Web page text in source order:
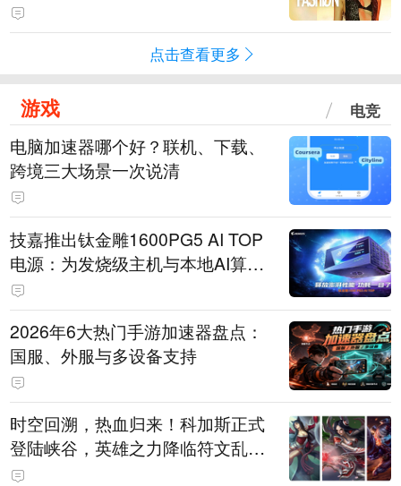
点击查看更多
游戏 电竞
电脑加速器哪个好？联机、下载、
跨境三大场景一次说清
技嘉推出钛金雕1600PG5 AI TOP
电源：为发烧级主机与本地AI算力
打造旗舰供电方案
2026年6大热门手游加速器盘点：
国服、外服与多设备支持
时空回溯，热血归来！科加斯正式
登陆峡谷，英雄之力降临符文乱
斗！